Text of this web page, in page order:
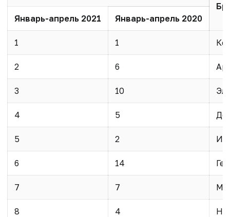
Январь-апрель 2021
Январь-апрель 2020
1 1
2 6
3 10
4 5
5 2
6 14
7 7
8 4